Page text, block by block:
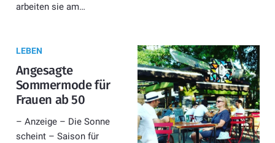
arbeiten sie am…
LEBEN
Angesagte
Sommermode für
Frauen ab 50
– Anzeige – Die Sonne
scheint – Saison für